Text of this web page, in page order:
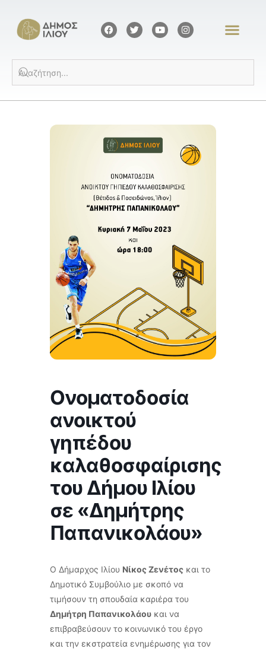
Ονοματοδοσία
ανοικτού
γηπέδου
καλαθοσφαίρισης
του Δήμου Ιλίου
σε «Δημήτρης
Παπανικολάου»
Ο Δήμαρχος Ιλίου Νίκος Ζενέτος και το
Δημοτικό Συμβούλιο με σκοπό να
τιμήσουν τη σπουδαία καριέρα του
Δημήτρη Παπανικολάου και να
επιβραβεύσουν το κοινωνικό του έργο
και την εκστρατεία ενημέρωσης για τον